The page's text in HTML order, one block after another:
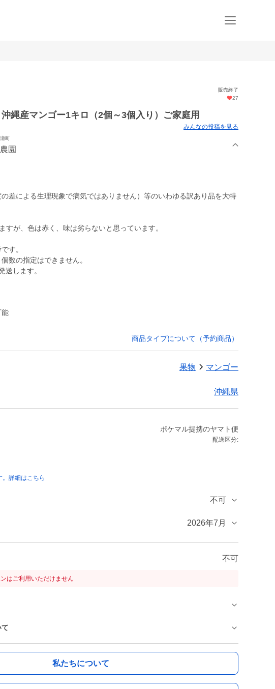
販売終了
27
縄産マンゴー1キロ（2個～3個入り）ご家庭用
みんなの投稿を見る
町
園
差による生理現象で病気ではありません）等のいわゆる訳あり品を大特
すが、色は赤く、味は劣らないと思っています。
す。
数の指定はできません。
送します。
能
商品タイプについて（予約商品）
果物 マンゴー
沖縄県
ポケマル提携のヤマト便
配送区分:
詳細はこちら
不可
2026年7月
不可
はご利用いただけません
私たちについて